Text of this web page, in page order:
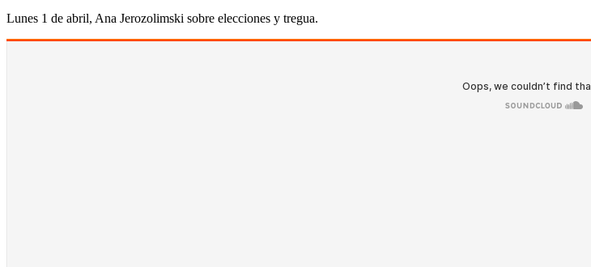
Lunes 1 de abril, Ana Jerozolimski sobre elecciones y tregua.